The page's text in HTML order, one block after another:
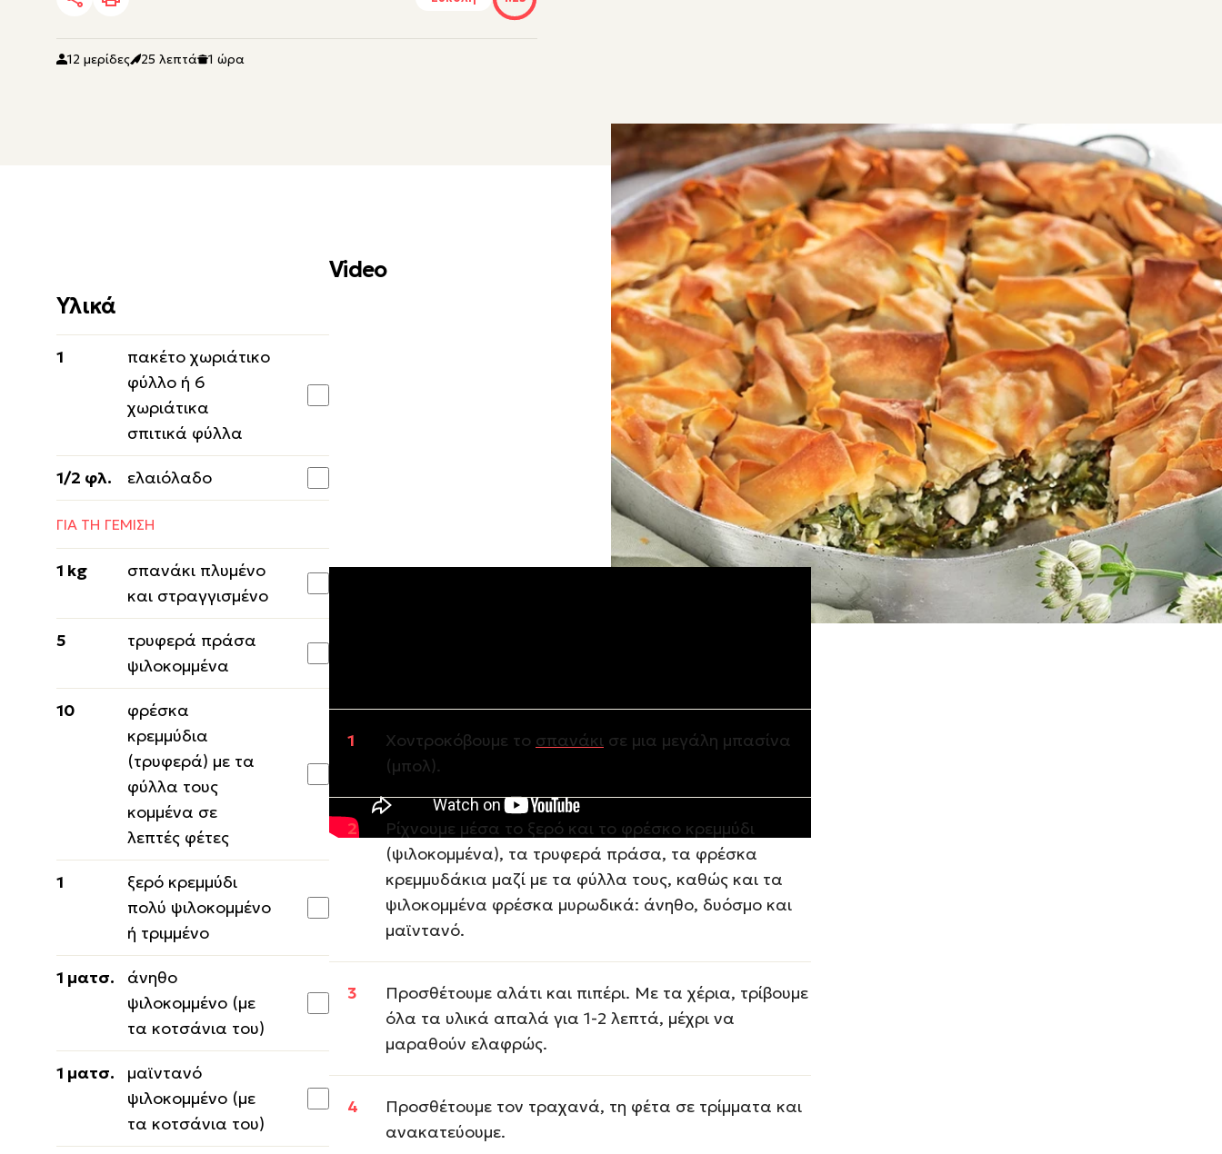
12 μερίδες 25 λεπτά 1 ώρα
Υλικά
1
πακέτο χωριάτικο
φύλλο ή 6
χωριάτικα
σπιτικά φύλλα
1/2 φλ. ελαιόλαδο
ΓΙΑ ΤΗ ΓΕΜΙΣΗ
1 kg
σπανάκι πλυμένο
και στραγγισμένο
5
τρυφερά πράσα
ψιλοκομμένα
10
φρέσκα
κρεμμύδια
(τρυφερά) με τα
φύλλα τους
κομμένα σε
λεπτές φέτες
1
ξερό κρεμμύδι
πολύ ψιλοκομμένο
ή τριμμένο
1 ματσ.
άνηθο
ψιλοκομμένο (με
τα κοτσάνια του)
1 ματσ.
μαϊντανό
ψιλοκομμένο (με
τα κοτσάνια του)
Video
Χοντροκόβουμε το σπανάκι σε μια μεγάλη μπασίνα
(μπολ).
Ρίχνουμε μέσα το ξερό και το φρέσκο κρεμμύδι
(ψιλοκομμένα), τα τρυφερά πράσα, τα φρέσκα
κρεμμυδάκια μαζί με τα φύλλα τους, καθώς και τα
ψιλοκομμένα φρέσκα μυρωδικά: άνηθο, δυόσμο και
μαϊντανό.
Προσθέτουμε αλάτι και πιπέρι. Με τα χέρια, τρίβουμε
όλα τα υλικά απαλά για 1-2 λεπτά, μέχρι να
μαραθούν ελαφρώς.
Προσθέτουμε τον τραχανά, τη φέτα σε τρίμματα και
ανακατεύουμε.